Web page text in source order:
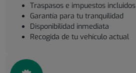
Traspasos e impuestos incluidos
Garantía para tu tranquilidad
Disponibilidad inmediata
Recogida de tu vehículo actual